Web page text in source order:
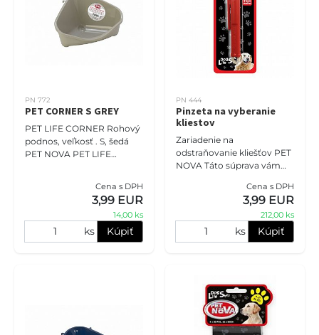
PN 772
PET CORNER S GREY
PET LIFE CORNER Rohový
podnos, veľkosť . S, šedá
PET NOVA PET LIFE
plastu prémiovej kvality.
Nálepka PET NOVA je
Cena s DPH
3,99 EUR
14,00 ks
ks Kúpiť
PN 444
Pinzeta na vyberanie
kliestov
Zariadenie na
odstraňovanie kliešťov PET
NOVA Táto súprava vám
odstrániť kliešťa z pokožky
vášho domáceho
maznáčika. Táto sada
Cena s DPH
3,99 EUR
212,00 ks
ks Kúpiť